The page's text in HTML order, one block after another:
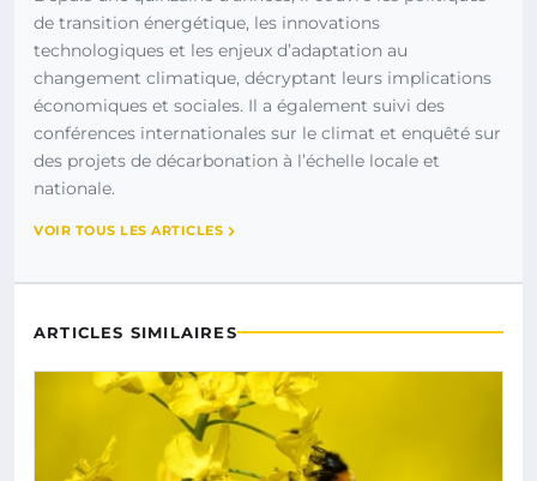
de transition énergétique, les innovations
technologiques et les enjeux d’adaptation au
changement climatique, décryptant leurs implications
économiques et sociales. Il a également suivi des
conférences internationales sur le climat et enquêté sur
des projets de décarbonation à l’échelle locale et
nationale.
VOIR TOUS LES ARTICLES
ARTICLES SIMILAIRES